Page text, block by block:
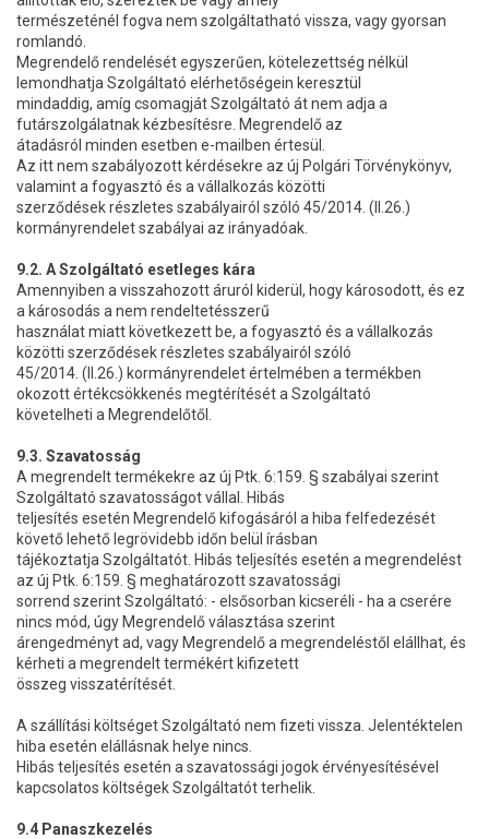
természeténél fogva nem szolgáltatható vissza, vagy gyorsan
romlandó.
Megrendelő rendelését egyszerűen, kötelezettség nélkül
lemondhatja Szolgáltató elérhetőségein keresztül
mindaddig, amíg csomagját Szolgáltató át nem adja a
futárszolgálatnak kézbesítésre. Megrendelő az
átadásról minden esetben e-mailben értesül.
Az itt nem szabályozott kérdésekre az új Polgári Törvénykönyv,
valamint a fogyasztó és a vállalkozás közötti
szerződések részletes szabályairól szóló 45/2014. (II.26.)
kormányrendelet szabályai az irányadóak.
9.2. A Szolgáltató esetleges kára
Amennyiben a visszahozott áruról kiderül, hogy károsodott, és ez
a károsodás a nem rendeltetésszerű
használat miatt következett be, a fogyasztó és a vállalkozás
közötti szerződések részletes szabályairól szóló
45/2014. (II.26.) kormányrendelet értelmében a termékben
okozott értékcsökkenés megtérítését a Szolgáltató
követelheti a Megrendelőtől.
9.3. Szavatosság
A megrendelt termékekre az új Ptk. 6:159. § szabályai szerint
Szolgáltató szavatosságot vállal. Hibás
teljesítés esetén Megrendelő kifogásáról a hiba felfedezését
követő lehető legrövidebb időn belül írásban
tájékoztatja Szolgáltatót. Hibás teljesítés esetén a megrendelést
az új Ptk. 6:159. § meghatározott szavatossági
sorrend szerint Szolgáltató: - elsősorban kicseréli - ha a cserére
nincs mód, úgy Megrendelő választása szerint
árengedményt ad, vagy Megrendelő a megrendeléstől elállhat, és
kérheti a megrendelt termékért kifizetett
összeg visszatérítését.
A szállítási költséget Szolgáltató nem fizeti vissza. Jelentéktelen
hiba esetén elállásnak helye nincs.
Hibás teljesítés esetén a szavatossági jogok érvényesítésével
kapcsolatos költségek Szolgáltatót terhelik.
9.4 Panaszkezelés